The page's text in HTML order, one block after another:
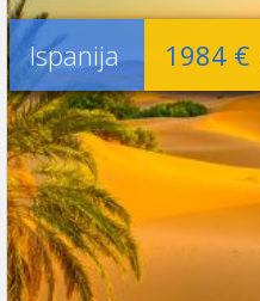
Ispanija 1984 €